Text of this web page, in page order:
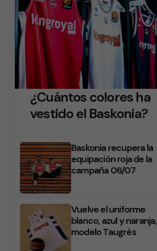
¿Cuántos colores ha
vestido el Baskonia?
Baskonia recupera la
equipación roja de la
campaña 06/07
Vuelve el uniforme
blanco, azul y naranja,
modelo Taugrés